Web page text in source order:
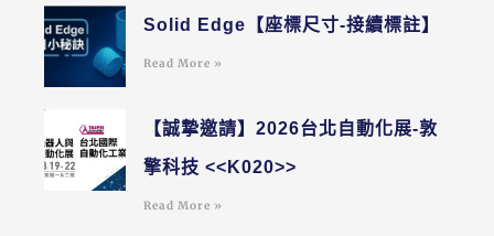
Solid Edge【座標尺寸-接續標註】
Read More »
【誠摯邀請】2026台北自動化展-敦
擎科技 <<K020>>
Read More »